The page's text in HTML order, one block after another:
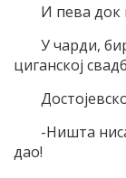
И пева док
У чарди,
циганској
-Ништа
дао!